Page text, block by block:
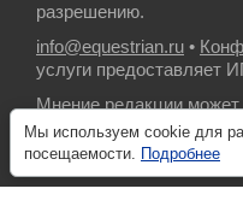
разрешению.
info@equestrian.ru •
услуги предоставляет
Мнение редакции
авторов.
Мы используем cookie для
посещаемости. Подробнее